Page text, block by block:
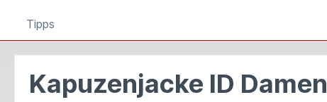
Tipps
Kapuzenjacke ID Damen